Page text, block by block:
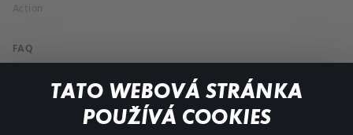
TATO WEBOVÁ STRÁNKA
POUŽÍVÁ COOKIES
Action
FAQ
My profile